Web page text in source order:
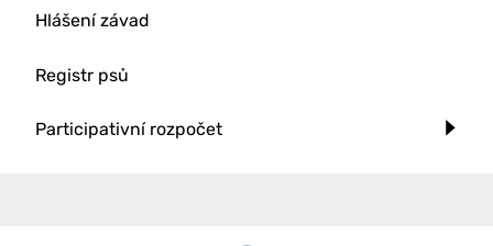
Hlášení závad
Registr psů
Participativní rozpočet